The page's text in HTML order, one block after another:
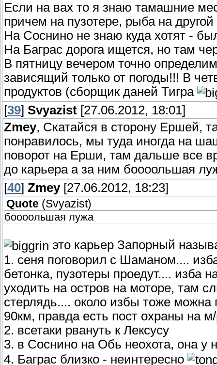
Если на вах то я знаю тамашние
причем на пузотере, рыба на
На Соснино не знаю куда хотят -
На Баграс дорога ищется, но там
В пятницу вечером точно
зависящий только от погоды!!! В
продуктов (сборщик даней Тигра
[39] Svyazist [27.06.2012, 18:01]
Zmey, Скатайся в сторону Ершей,
понравилось, мы туда иногда на
поворот на Ерши, там дальше все
до карьера а за ним боооольшая
[40] Zmey[27.06.2012, 18:23]
Quote (Svyazist)
боооольшая лужа
это карьер Запорный
1. сеня поговорил с Шаманом....
бетонка, пузотеры проедут.... изба
уходить на остров на моторе, там
стерлядь.... около избы тоже можна
90км, правда есть пост охраны на
2. всетаки рвануть к Лексусу
3. в Соснино на Обь неохота, она у
4. Баграс близко - неинтересно